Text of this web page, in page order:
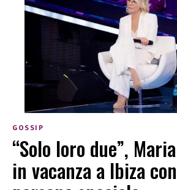
GOSSIP
“Solo loro due”,
in vacanza a Ibiza